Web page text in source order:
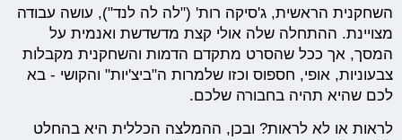
השחקנית הראשית, ג'סיקה רות' ("לה לה לנד"), עושה עבודה
מצויינת. ההתחלה שלה אולי קצת מדשדשת ואנמית על
המסך, אך ככל שהסרט מתקדם הדמות והשחקנית מקבלות
צבעוניות, אופי, חספוס וכזו שלמרות ה"ביצ'יות" והקושי - בא
לכם שהיא תהיה בחבורה שלכם.
לראות או לא לראות? ובכן, ההמלצה הכללית היא בהחלט